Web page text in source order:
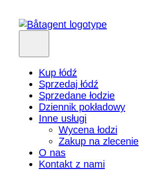
Kup łódź
Sprzedaj łódź
Sprzedane łodzie
Dziennik pokładowy
Inne usługi
Wycena łodzi
Zakup na zlecenie
O nas
Kontakt z nami